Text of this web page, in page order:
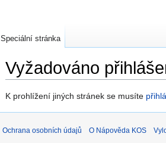
Vyžadováno
Skočit
Skočit
K prohlížení jiných stránek se musíte
Speciální stránka
Ochrana osobních údajů O Nápověda KOS